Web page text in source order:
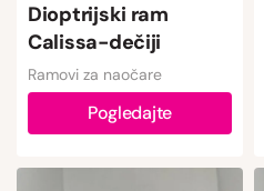
Dioptrijski ram
Calissa-dečiji
Ramovi za naočare
Pogledajte